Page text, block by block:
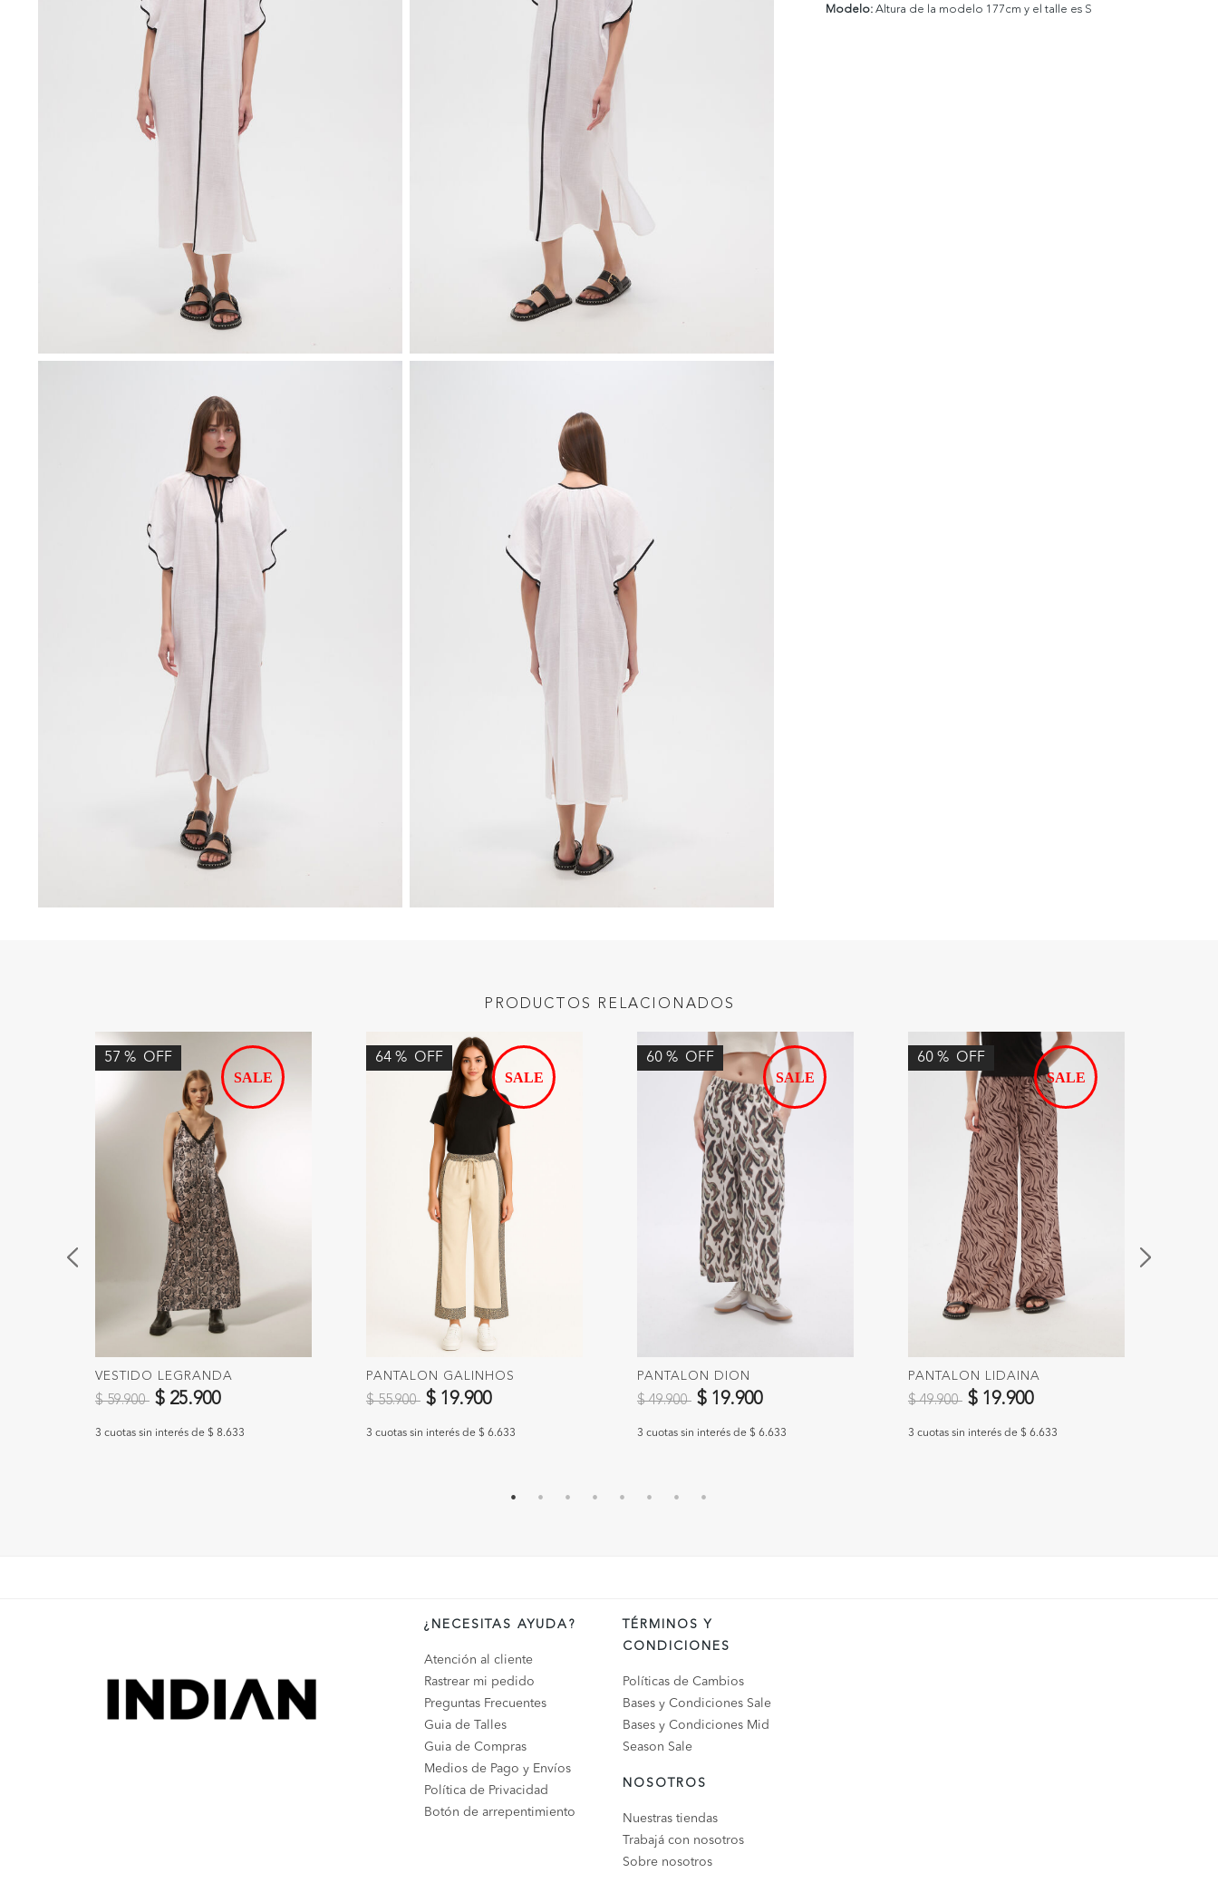
Modelo: Altura de la modelo 177cm y el talle es S
PRODUCTOS RELACIONADOS
57 % OFF
VESTIDO LEGRANDA
Precio reducido de
$ 59.900 a$ 25.900
3 cuotas sin interés de $ 8.633
64 % OFF
PANTALON GALINHOS
Precio reducido de
$ 55.900 a$ 19.900
3 cuotas sin interés de $ 6.633
60 % OFF
PANTALON DION
Precio reducido de
$ 49.900 a$ 19.900
3 cuotas sin interés de $ 6.633
60 % OFF
PANTALON LIDAINA
Precio reducido de
$ 49.900 a$ 19.900
3 cuotas sin interés de $ 6.633
¿NECESITAS AYUDA?
Atención al cliente
Rastrear mi pedido
Preguntas Frecuentes
Guia de Talles
Guia de Compras
Medios de Pago y Envíos
Política de Privacidad
Botón de arrepentimiento
TÉRMINOS Y
CONDICIONES
Políticas de Cambios
Bases y Condiciones Sale
Bases y Condiciones Mid
Season Sale
NOSOTROS
Nuestras tiendas
Trabajá con nosotros
Sobre nosotros